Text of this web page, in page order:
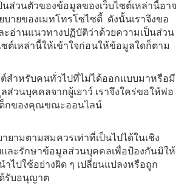
นส่วนตัวของข้อมูลของเว็บไซต์เหล่านี้อาจ
บายของเมทโทรโซไซตี้ ดังนั้นเราจึงขอ
อ่านแนวทางปฏิบัติว่าด้วยความเป็นส่วน
ต์เหล่านี้ให้เข้าใจก่อนให้ข้อมูลใดก็ตาม
ต์สำหรับคนทั่วไปที่ไม่ได้ออกแบบมาหรือมี
ส่วนบุคคลจากผู้เยาว์ เราจึงใคร่ขอให้พ่อ
ด็กของคุณขณะออนไลน์
ยามตามสมควรเท่าที่เป็นไปได้ในเชิง
ละรักษาข้อมูลส่วนบุคคลเพื่อป้องกันมิให้
ไปใช้อย่างผิด ๆ เปลี่ยนแปลงหรือถูก
รับอนุญาต